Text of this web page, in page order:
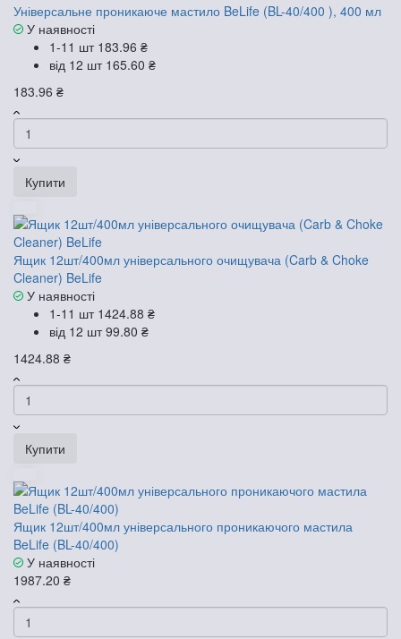
Універсальне проникаюче мастило BeLife (BL-40/400 ), 400 мл
У наявності
1-11 шт 183.96 ₴
від 12 шт 165.60 ₴
183.96 ₴
Купити
Ящик 12шт/400мл універсального очищувача (Carb & Choke
Cleaner) BeLife
У наявності
1-11 шт 1424.88 ₴
від 12 шт99.80 ₴
1424.88 ₴
Купити
Ящик 12шт/400мл універсального проникаючого мастила
BeLife (BL-40/400)
У наявності
1987.20 ₴